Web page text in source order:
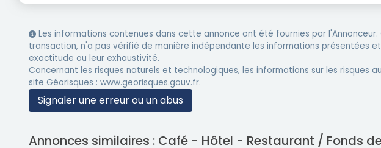
Les informations contenues dans cette annonce ont été fournies par
transaction, n'a pas vérifié de manière indépendante les informations présentées
exactitude ou leur exhaustivité.
Concernant les risques naturels et technologiques, les informations sur les risques
site Géorisques : www.georisques.gouv.fr.
Signaler une erreur ou un abus
Annonces similaires : Café - Hôtel - Restaurant / Fonds